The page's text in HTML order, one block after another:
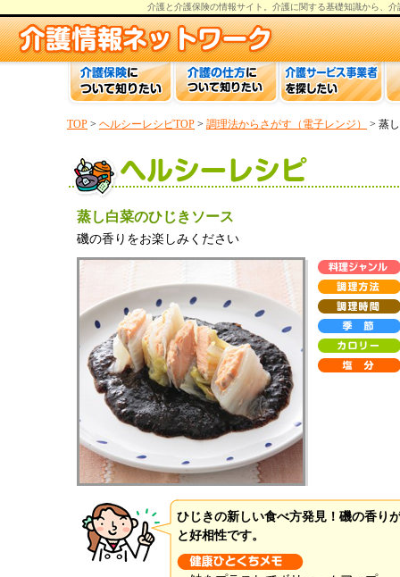
介護と介護保険の情報サイト。 介護に関する基礎知識から、 介
TOP > ヘルシーレシピTOP > 調理法からさがす（電子レンジ） > 蒸
蒸し白菜のひじきソース
磯の香りをお楽しみください
ひじきの新しい食べ方発見！磯の香り
と好相性です。